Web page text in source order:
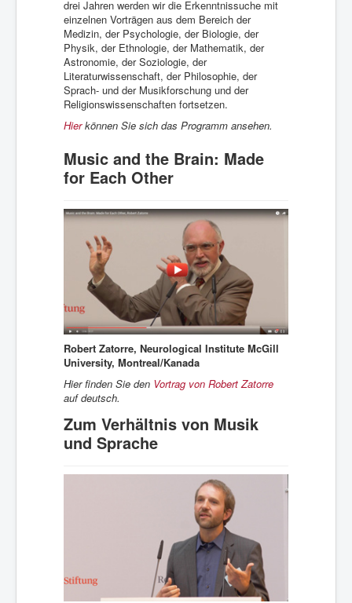
drei Jahren werden wir die Erkenntnissuche mit
einzelnen Vorträgen aus dem Bereich der
Medizin, der Psychologie, der Biologie, der
Physik, der Ethnologie, der Mathematik, der
Astronomie, der Soziologie, der
Literaturwissenschaft, der Philosophie, der
Sprach- und der Musikforschung und der
Religionswissenschaften fortsetzen.
Hierkönnen Sie sich das Programm ansehen.
Music and the Brain: Made
for Each Other
Robert Zatorre, Neurological Institute McGill
University, Montreal/Kanada
Hier finden Sie den Vortrag von Robert Zatorre
auf deutsch.
Zum Verhältnis von Musik
und Sprache